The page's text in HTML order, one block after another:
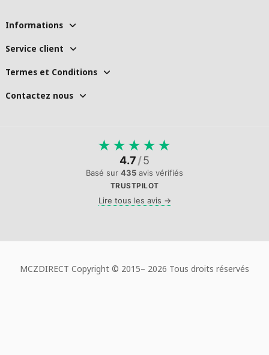
Informations
Service client
Termes et Conditions
Contactez nous
★ ★ ★ ★ ★
4.7/5
Basé sur 435 avis vérifiés
TRUSTPILOT
Lire tous les avis →
MCZDIRECT Copyright © 2015– 2026 Tous droits réservés